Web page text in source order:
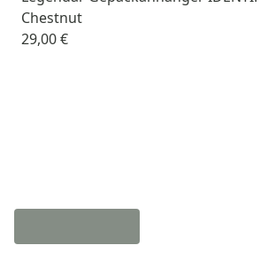
Chestnut
29,00 €